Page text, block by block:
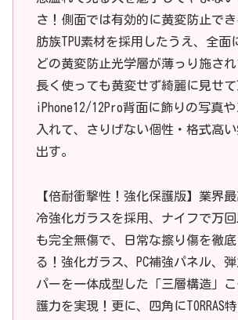
さ！側面では有効的に黄変防止で
肪族TPU素材を採用したうえ、全面
どの黄変防止光学層が薄っり施され
長く使っても黄変せず綺麗に見せて
iPhone12/12Pro背面に飾りの写真
入れて、さりげない個性・格式高
出す。
【倍耐衝撃性！強化保護版】業界
冷強化ガラスを採用、ナイフで万
も完全無傷で、日常な擦り傷を徹
る！強化ガラス、PC補強パネル、
パーを一体成型した「三層構造」
護力を実現！更に、四角にTORRAS